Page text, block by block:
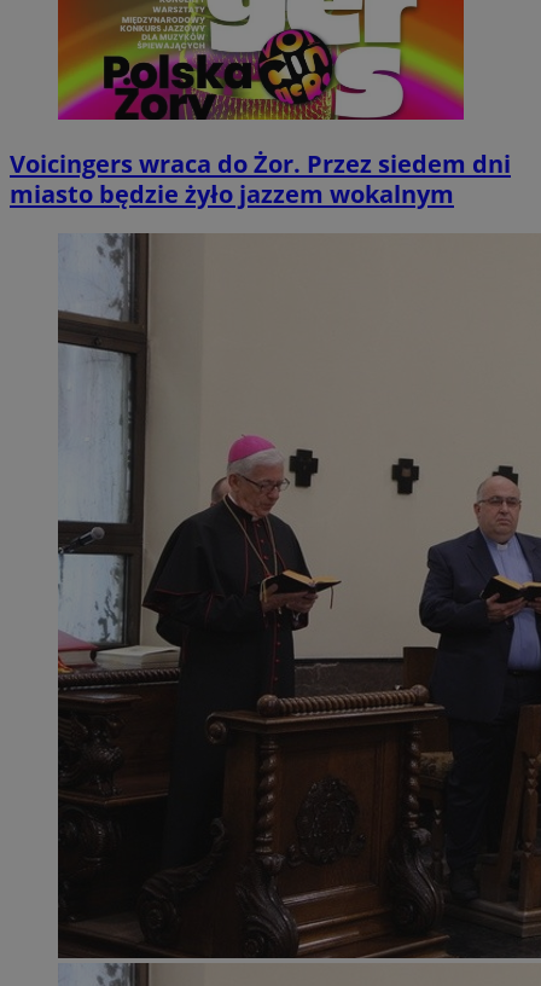
Voicingers wraca do Żor. Przez siedem dni
miasto będzie żyło jazzem wokalnym